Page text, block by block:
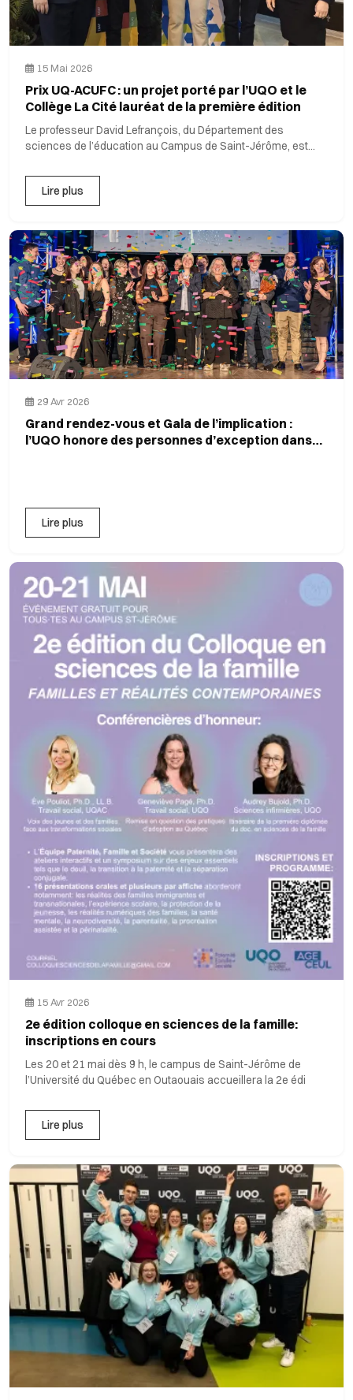
15 Mai 2026
Prix UQ-ACUFC : un projet porté par l’UQO et le
Collège La Cité lauréat de la première édition
Le professeur David Lefrançois, du Département des
sciences de l’éducation au Campus de Saint-Jérôme, est
Lire plus
29 Avr 2026
Grand rendez-vous et Gala de l’implication :
l’UQO honore des personnes d’exception dans
Lire plus
15 Avr 2026
2e édition colloque en sciences de la famille:
inscriptions en cours
Les 20 et 21 mai dès 9 h, le campus de Saint-Jérôme de
l’Université du Québec en Outaouais accueillera la 2e édi
Lire plus